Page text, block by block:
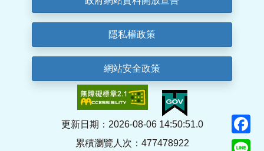
隱私權政策
網站安全政策
更新日期：2026-08-06 14:50:51.0
累積瀏覽人次：477478922